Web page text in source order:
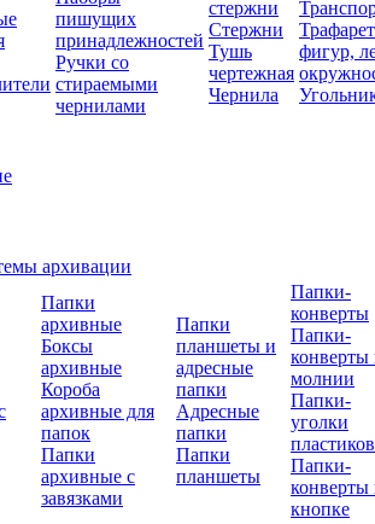
пишущих
принадлежностей
Ручки со
стираемыми
чернилами
стержни
Стержни
Тушь
чертежная
Чернила
фигур,
архивации
Папки
архивные
Боксы
архивные
Короба
архивные для
папок
Папки
архивные с
завязками
Папки
планшеты и
адресные
папки
Адресные
папки
Папки
планшеты
Папки-
конверты
Папки-
конверты
молнии
Папки-
уголки
Папки-
конверты
кнопке